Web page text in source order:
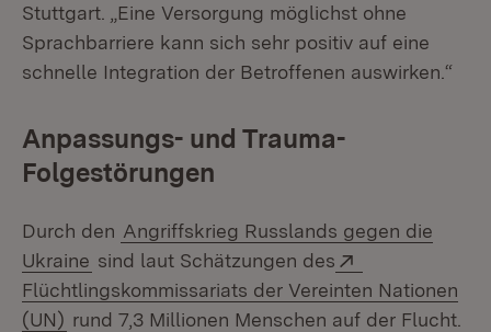
Stuttgart. „Eine Versorgung möglichst ohne
Sprachbarriere kann sich sehr positiv auf eine
schnelle Integration der Betroffenen auswirken.“
Anpassungs- und Trauma-
Folgestörungen
Durch den Angriffskrieg Russlands gegen die
Ukraine sind laut Schätzungen des
Flüchtlingskommissariats der Vereinten Nationen
(UN) (Öffnet in neuem Fenster)
rund 7,3 Millionen Menschen auf der Flucht.